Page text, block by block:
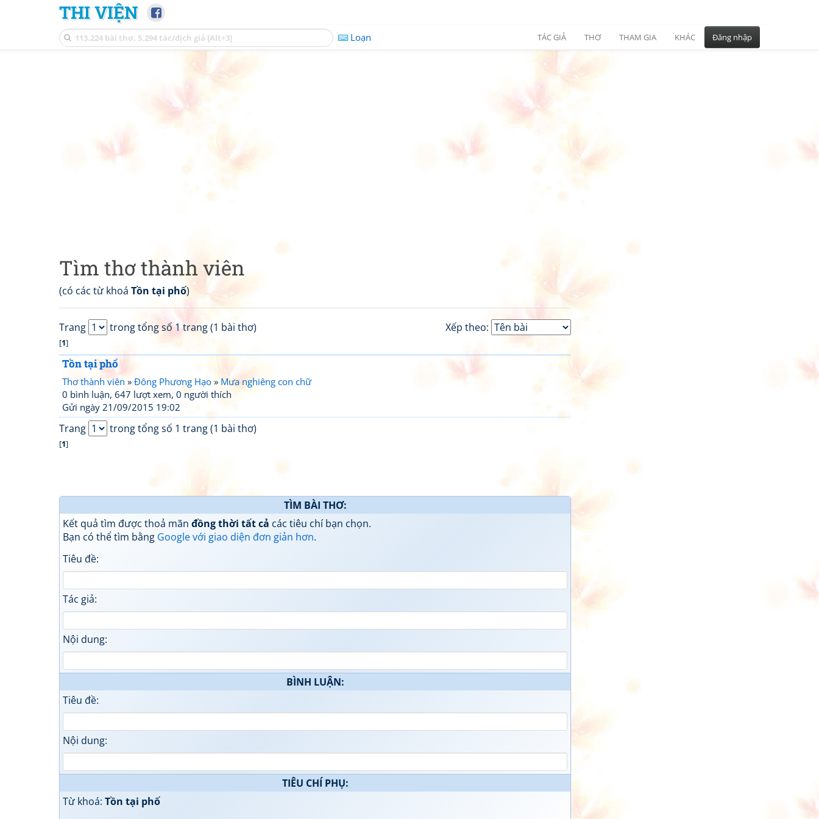
THI VIỆN
Loạn TÁC GIẢ THƠ THAM GIA KHÁC Đăng nhập
Tìm thơ thành viên
(có các từ khoá Tồn tại phố)
Xếp theo:
Trang trong tổng số 1 trang (1 bài thơ)
[1]
Tồn tại phố
Thơ thành viên » Đông Phương Hạo » Mưa nghiêng con chữ
0 bình luận, 647 lượt xem, 0 người thích
Gửi ngày 21/09/2015 19:02
Trang trong tổng số 1 trang (1 bài thơ)
[1]
TÌM BÀI THƠ:
Kết quả tìm được thoả mãn đồng thời tất cả các tiêu chí bạn chọn.
Bạn có thể tìm bằng Google với giao diện đơn giản hơn.
Tiêu đề:
Tác giả:
Nội dung:
BÌNH LUẬN:
Tiêu đề:
Nội dung:
TIÊU CHÍ PHỤ:
Từ khoá: Tồn tại phố